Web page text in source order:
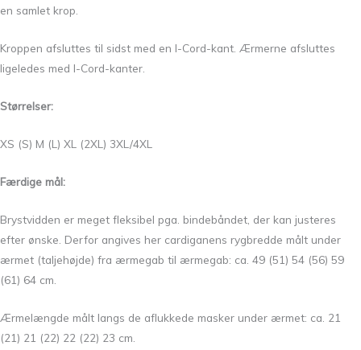
en samlet krop.
Kroppen afsluttes til sidst med en I-Cord-kant. Ærmerne afsluttes
ligeledes med I-Cord-kanter.
Størrelser:
XS (S) M (L) XL (2XL) 3XL/4XL
Færdige mål:
Brystvidden er meget fleksibel pga. bindebåndet, der kan justeres
efter ønske. Derfor angives her cardiganens rygbredde målt under
ærmet (taljehøjde) fra ærmegab til ærmegab: ca. 49 (51) 54 (56) 59
(61) 64 cm.
Ærmelængde målt langs de aflukkede masker under ærmet: ca. 21
(21) 21 (22) 22 (22) 23 cm.